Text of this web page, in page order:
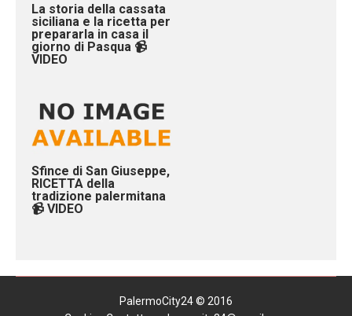
La storia della cassata
siciliana e la ricetta per
prepararla in casa il
giorno di Pasqua 📹
VIDEO
Sfince di San Giuseppe,
RICETTA della
tradizione palermitana
📹 VIDEO
PalermoCity24 © 2016